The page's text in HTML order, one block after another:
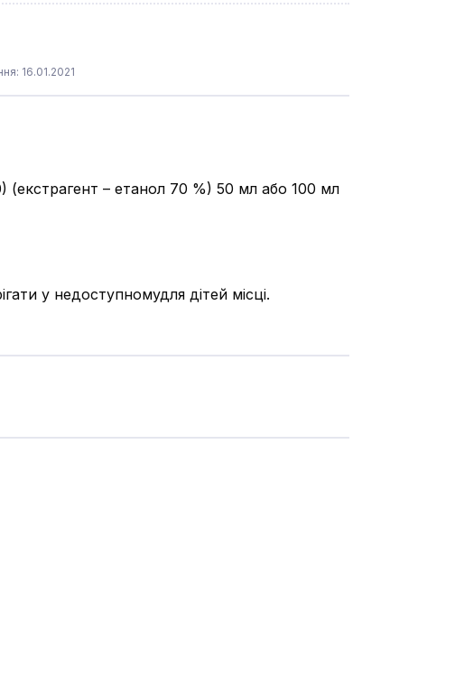
16.01.2021
(екстрагент – етанол 70 %) 50 мл або 100 мл
у недоступномудля дітей місці.